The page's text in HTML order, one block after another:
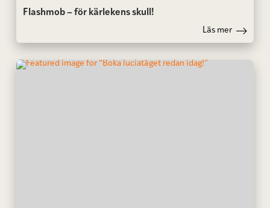
Flashmob – för kärlekens skull!
Läs mer